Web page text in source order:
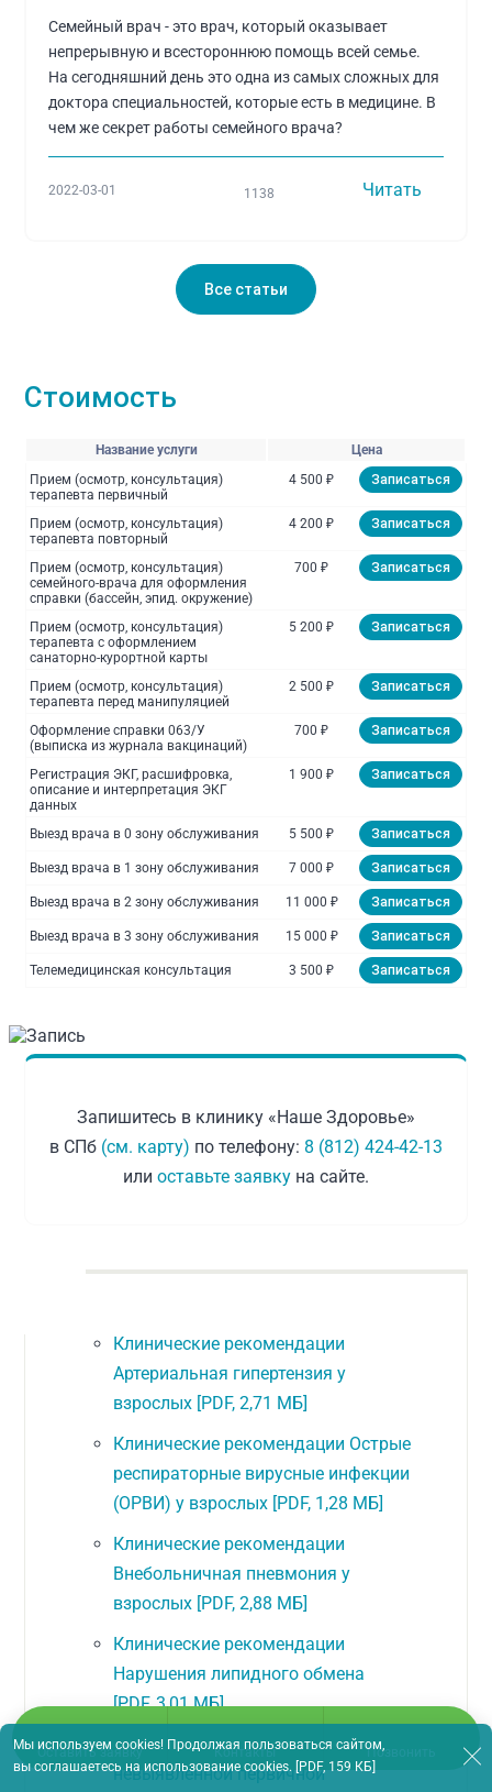
Семейный врач - это врач, который оказывает
непрерывную и всестороннюю помощь всей семье.
На сегодняшний день это одна из самых сложных для
доктора специальностей, которые есть в медицине. В
чем же секрет работы семейного врача?
2022-03-01 1138 Читать
Все статьи
Стоимость
Название услуги
Цена
Прием (осмотр, консультация)
терапевта первичный
4 500 ₽ Записаться
Прием (осмотр, консультация)
терапевта повторный
4 200 ₽ Записаться
Прием (осмотр, консультация)
семейного-врача для оформления
справки (бассейн, эпид. окружение)
700 ₽ Записаться
Прием (осмотр, консультация)
терапевта с оформлением
санаторно-курортной карты
5 200 ₽ Записаться
Прием (осмотр, консультация)
терапевта перед манипуляцией
2 500 ₽ Записаться
Оформление справки 063/У
(выписка из журнала вакцинаций)
700 ₽ Записаться
Регистрация ЭКГ, расшифровка,
описание и интерпретация ЭКГ
данных
1 900 ₽ Записаться
Выезд врача в 0 зону обслуживания 5 500 ₽ Записаться
Выезд врача в 1 зону обслуживания 7 000 ₽ Записаться
Выезд врача в 2 зону обслуживания 11 000 ₽ Записаться
Выезд врача в 3 зону обслуживания 15 000 ₽ Записаться
Телемедицинская консультация 3 500 ₽ Записаться
Запишитесь в клинику «Наше Здоровье»
в СПб (см. карту) по телефону: 8 (812) 424-42-13
или оставьте заявку на сайте.
Клинические рекомендации
Артериальная гипертензия у
взрослых [PDF, 2,71 МБ]
Клинические рекомендации Острые
респираторные вирусные инфекции
(ОРВИ) у взрослых [PDF, 1,28 МБ]
Клинические рекомендации
Внебольничная пневмония у
взрослых [PDF, 2,88 МБ]
Клинические рекомендации
Нарушения липидного обмена
[PDF, 3,01 МБ]
Клинические рекомендации Опухоли
невыявленной первичной
Оставить заявку Контакты Позвонить
Мы используем cookies! Продолжая пользоваться сайтом,
вы соглашаетесь на использование cookies. [PDF, 159 КБ]